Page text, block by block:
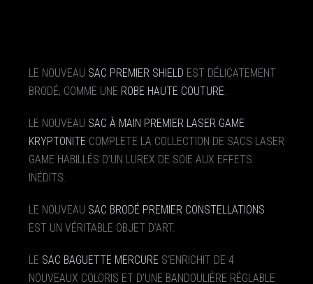
LE NOUVEAU SAC PREMIER SHIELD EST DÉLICATEMENT
BRODÉ, COMME UNE ROBE HAUTE COUTURE.
LE NOUVEAU SAC À MAIN PREMIER LASER GAME
KRYPTONITE COMPLETE LA COLLECTION DE SACS LASER
GAME HABILLÉS D’UN LUREX DE SOIE AUX EFFETS
INÉDITS.
LE NOUVEAU SAC BRODÉ PREMIER CONSTELLATIONS
EST UN VÉRITABLE OBJET D’ART.
LE SAC BAGUETTE MERCURE S’ENRICHIT DE 4
NOUVEAUX COLORIS ET D’UNE BANDOULIÈRE RÉGLABLE